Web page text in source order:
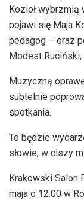
Kozioł wybrzmią
pojawi się Maja
pedagog – oraz
Modest
Muzyczną
subtelnie
spotkania.
To będzie
słowie, w ciszy
Krakowski Salon
maja o 12.00 w